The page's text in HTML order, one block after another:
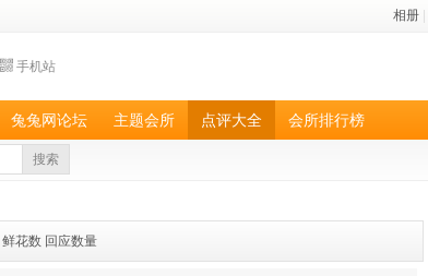
相册
手机站
兔兔网论坛 主题会所 点评大全 会所排行榜
搜索
鲜花数 回应数量